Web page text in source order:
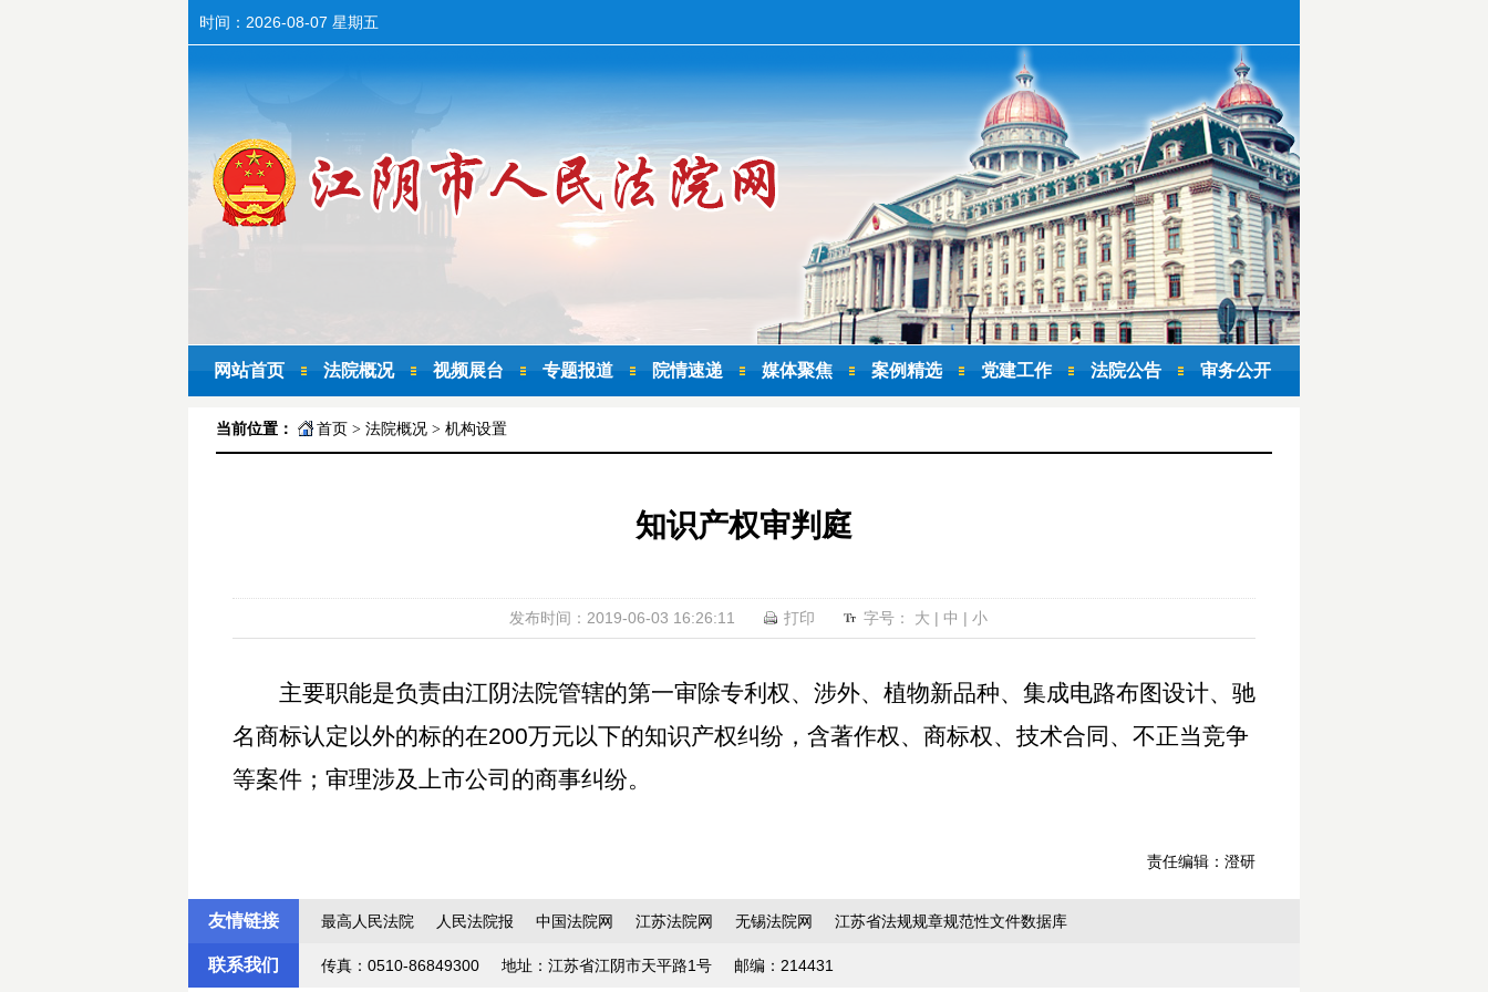
时间： 2026-08-07 星期五
网站首页 法院概况 视频展台 专题报道 院情速递 媒体聚焦 案例精选 党建工作 法院公告 审务公开
当前位置： 首页 > 法院概况 > 机构设置
知识产权审判庭
发布时间：2019-06-03 16:26:11 打印 字号： 大 | 中 | 小
主要职能是负责由江阴法院管辖的第一审除专利权、涉外、植物新品种、集成电路布图设计、驰
名商标认定以外的标的在200万元以下的知识产权纠纷，含著作权、商标权、技术合同、不正当竞争
等案件；审理涉及上市公司的商事纠纷。
责任编辑：澄研
友情链接 最高人民法院 人民法院报 中国法院网 江苏法院网 无锡法院网 江苏省法规规章规范性文件数据库
联系我们 传真：0510-86849300 地址：江苏省江阴市天平路1号 邮编：214431